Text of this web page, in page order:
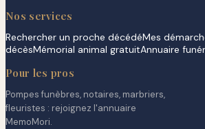
Nos services
Rechercher un proche décédéMes
décèsMémorial animal gratuitAnnuaire
Pour les pros
Pompes funèbres, notaires, marbriers,
fleuristes : rejoignez l'annuaire
MemoMori.